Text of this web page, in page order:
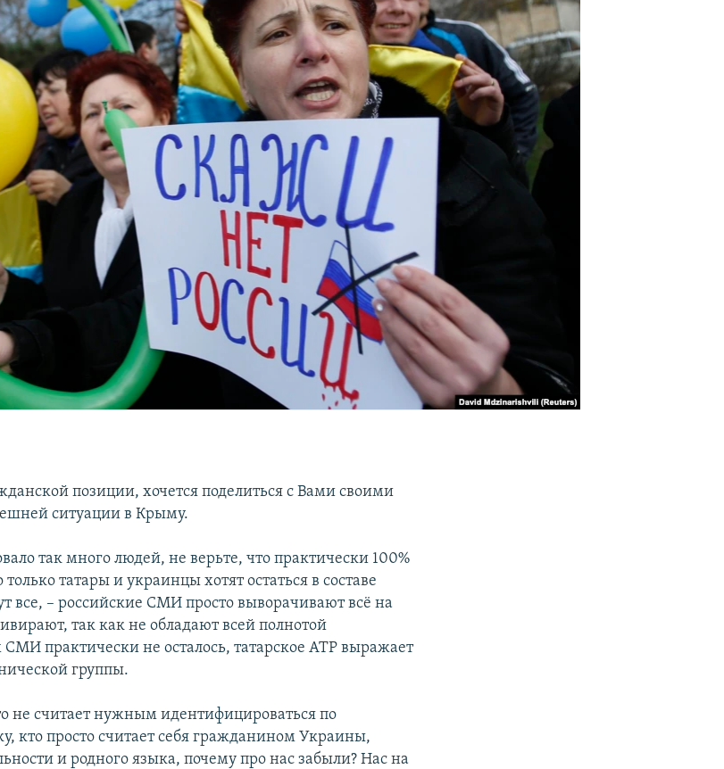
позиции, хочется поделиться с Вами своими
ситуации в Крыму.
так много людей, не верьте, что практически 100%
татары и украинцы хотят остаться в составе
все, – российские СМИ просто выворачивают всё на
так как не обладают всей полнотой
практически не осталось, татарское АТР выражает
группы.
не считает нужным идентифицироваться по
кто просто считает себя гражданином Украины,
и родного языка, почему про нас забыли? Нас на